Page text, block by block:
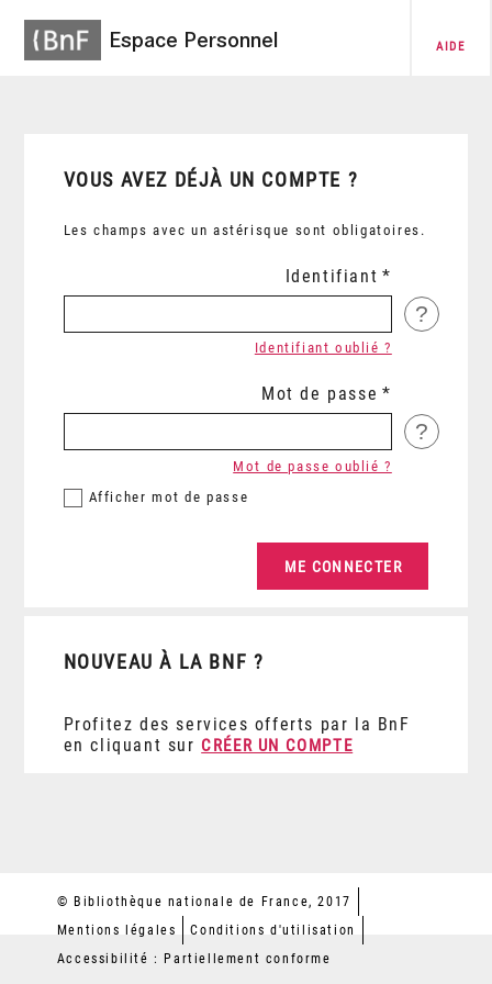
Espace Personnel AIDE
VOUS AVEZ DÉJÀ UN COMPTE ?
Les champs avec un astérisque sont obligatoires.
Identifiant
?
Identifiant oublié ?
Mot de passe
?
Afficher mot de passe
Mot de passe oublié ?
NOUVEAU À LA BNF ?
Profitez des services offerts par la BnF
en cliquant sur CRÉER UN COMPTE
© Bibliothèque nationale de France, 2017
Mentions légales
Conditions d'utilisation
Accessibilité : Partiellement conforme